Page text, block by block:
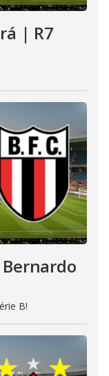
| R7
Bernardo
B!